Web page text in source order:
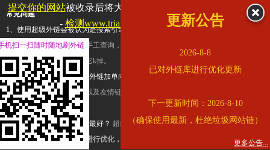
常见问题
1、使用超级外链会被认为是搜索引擎优化作弊吗？ 超级外链只是一个简便而集成
查询工具，模拟的是正常手工查询，不是作弊。如果是作弊，那您可以使用超级外
推广竞争对手的网址，让它k掉。
2、网站优化单纯依靠超级外链加单向链接可行吗？
链，需要结合普通的外链以及友情链接，您可以到站长论坛发布外链，到友情链接
台交换友情链接。
3、如何使用超级外链效果最好？ 超级外链不同于普通的外链，它是动态的链接，
有频繁使用超级外链工具进行优化，才能获得稳定的外链
，最终使搜索引擎收录带
提交你的网站被收录后将大幅提升流量和外链，
查看展示页面
- 检测www.triangle.com.cn是否收录
更新公告
2026-8-8
已对外链库进行优化更新
下一更新时间：2026-8-10
（确保使用最新，杜绝垃圾网站链）
更多公告...
机扫一扫随时随地刷外链